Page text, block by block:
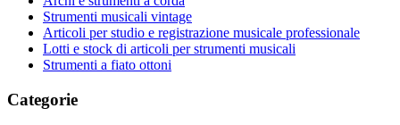
Strumenti musicali vintage
Articoli per studio e registrazione musicale professionale
Lotti e stock di articoli per strumenti musicali
Strumenti a fiato ottoni
Categorie